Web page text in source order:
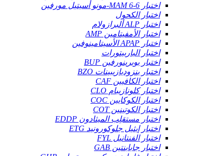
اختبار 6-MAM 6-مونو أسيتيل مورفين
اختبار الكحول
اختبار ALP ألبرازولام
اختبار الأمفيتامين AMP
اختبار APAP الأسيتامينوفين
اختبار الباربيتورات
اختبار بوبرينورفين BUP
اختبار بنزوديازيبينات BZO
اختبار الكافيين CAF
اختبار كلونازيبام CLO
اختبار الكوكايين COC
اختبار الكوتينين COT
اختبار مستقلِب الميثادون EDDP
اختبار إيثيل جلوكورونيد ETG
اختبار الفنتانيل FYL
اختبار جابابنتين GAB